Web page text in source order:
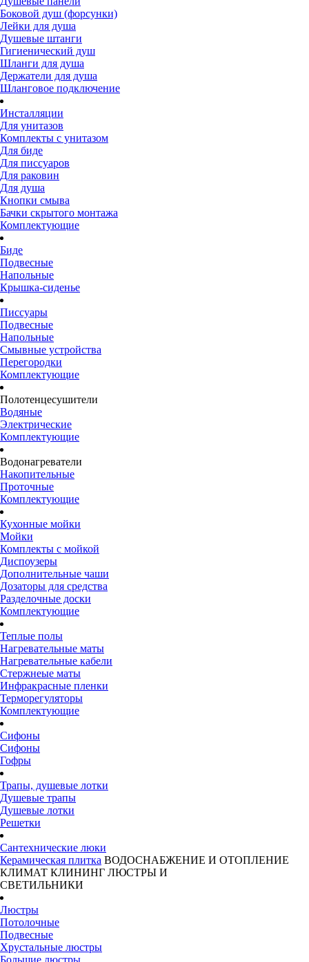
Боковой душ (форсунки)
Лейки для душа
Душевые штанги
Гигиенический душ
Шланги для душа
Держатели для душа
Шланговое подключение
Инсталляции
Для унитазов
Комплекты с унитазом
Для биде
Для писсуаров
Для раковин
Для душа
Кнопки смыва
Бачки скрытого монтажа
Комплектующие
Биде
Подвесные
Напольные
Крышка-сиденье
Писсуары
Подвесные
Напольные
Смывные устройства
Перегородки
Комплектующие
Полотенцесушители
Водяные
Электрические
Комплектующие
Водонагреватели
Накопительные
Проточные
Комплектующие
Кухонные мойки
Мойки
Комплекты с мойкой
Диспоузеры
Дополнительные чаши
Дозаторы для средства
Разделочные доски
Комплектующие
Теплые полы
Нагревательные маты
Нагревательные кабели
Стержнеые маты
Инфракрасные пленки
Терморегуляторы
Комплектующие
Сифоны
Сифоны
Гофры
Трапы, душевые лотки
Душевые трапы
Душевые лотки
Решетки
Сантехнические люки
Керамическая плитка ВОДОСНАБЖЕНИЕ И ОТОПЛЕНИЕ
КЛИМАТ КЛИНИНГ ЛЮСТРЫ И
СВЕТИЛЬНИКИ
Люстры
Потолочные
Подвесные
Хрустальные люстры
Большие люстры